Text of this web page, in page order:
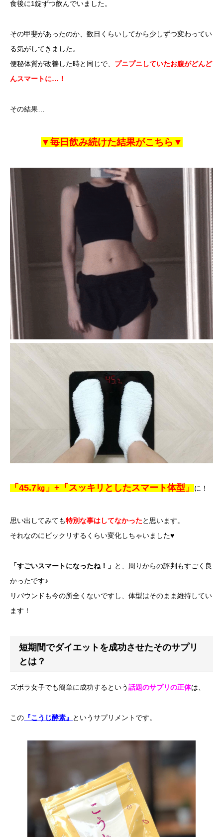
食後に1錠ずつ飲んでいました。
その甲斐があったのか、数日くらいしてから少しずつ変わってい
る気がしてきました。
便秘体質が改善した時と同じで、 プニプニしていたお腹がどんど
んスマートに…！
その結果…
▼毎日飲み続けた結果がこちら▼
「45.7㎏」+ 「スッキリとしたスマート体型」 に！
思い出してみても特別な事はしてなかったと思います。
それなのにビックリするくらい変化しちゃいました♥
「すごいスマートになったね！」 と、周りからの評判もすごく良
かったです♪
リバウンドも今の所全くないですし、体型はそのまま維持してい
ます！
短期間でダイエットを成功させたそのサプリ
とは？
ズボラ女子でも簡単に成功するという話題のサプリの正体は、
この 『こうじ酵素』 というサプリメントです。